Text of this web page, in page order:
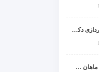
بهترین ایده‌های نورپردازی دکوراتیو با ال ای دی برای منزل، فروشگاه و دفتر کار
خرید سرور فیزیکی ماهان شبکه ایرانیان